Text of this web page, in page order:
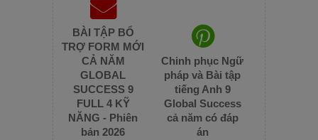
BÀI TẬP BỔ
TRỢ FORM MỚI
CẢ NĂM
GLOBAL
SUCCESS 9
FULL 4 KỸ
NĂNG - Phiên
bản 2026
Chinh phục Ngữ
pháp và Bài tập
tiếng Anh 9
Global Success
cả năm có đáp
án